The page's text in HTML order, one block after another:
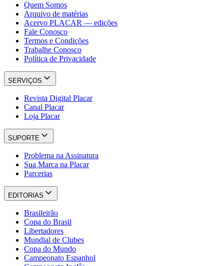
Quem Somos
Arquivo de matérias
Acervo PLACAR — edições
Fale Conosco
Termos e Condições
Trabalhe Conosco
Política de Privacidade
SERVIÇOS
Revista Digital Placar
Canal Placar
Loja Placar
SUPORTE
Problema na Assinatura
Sua Marca na Placar
Parcerias
EDITORIAS
Brasileirão
Copa do Brasil
Libertadores
Mundial de Clubes
Copa do Mundo
Campeonato Espanhol